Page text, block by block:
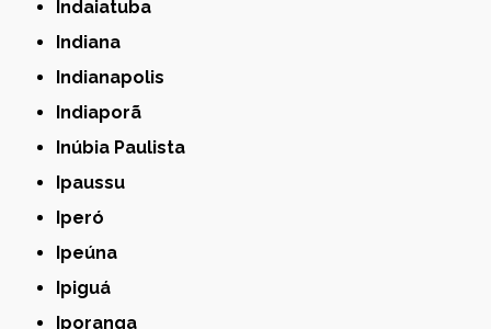
Indaiatuba
Indiana
Indianapolis
Indiaporã
Inúbia Paulista
Ipaussu
Iperó
Ipeúna
Ipiguá
Iporanga